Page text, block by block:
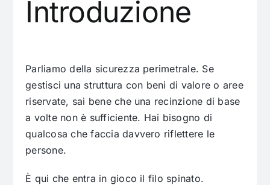
Introduzione
Parliamo della sicurezza perimetrale. Se
gestisci una struttura con beni di valore o aree
riservate, sai bene che una recinzione di base
a volte non è sufficiente. Hai bisogno di
qualcosa che faccia davvero riflettere le
persone.
È qui che entra in gioco il filo spinato.